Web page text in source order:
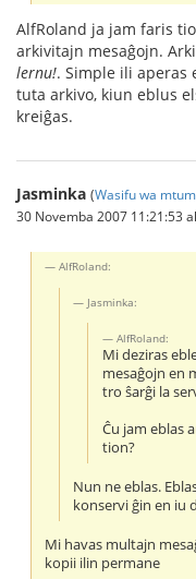
AlfRoland ja jam faris
arkivitajn mesaĝojn.
lernu!. Simple ili aperas
tuta arkivo, kiun eblus
kreiĝas.
Jasminka (Wasifu wa
30 Novemba 2007 11:21:53
AlfRoland:
Jasminka:
AlfRoland:
Mi deziras
mesaĝojn en
tro ŝarĝi la
Ĉu jam eblas
tion?
Nun ne eblas.
konservi ĝin en iu
Mi havas multajn
kopii ilin permane